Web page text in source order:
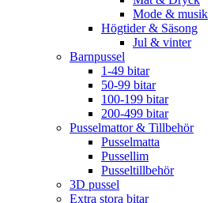
Mode & musik
Högtider & Säsong
Jul & vinter
Barnpussel
1-49 bitar
50-99 bitar
100-199 bitar
200-499 bitar
Pusselmattor & Tillbehör
Pusselmatta
Pussellim
Pusseltillbehör
3D pussel
Extra stora bitar